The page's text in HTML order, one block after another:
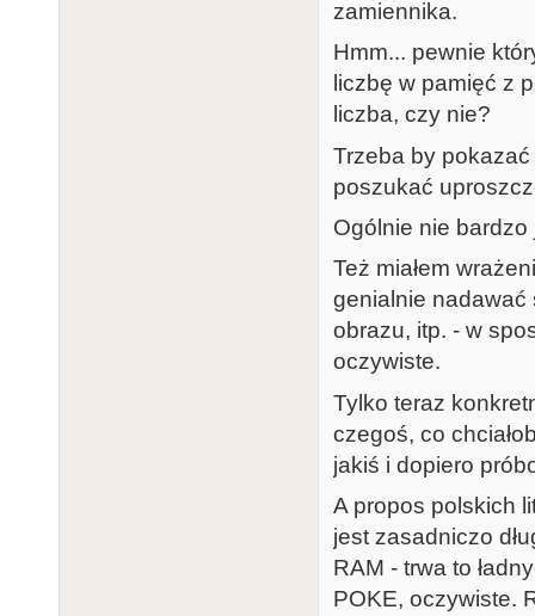
zamiennika.
Hmm... pewnie
liczbę w pamięć z
liczba, czy nie?
Trzeba by
poszukać
Ogólnie nie
Też miałem
genialnie nadawać
obrazu, itp. - w
oczywiste.
Tylko teraz
czegoś, co
jakiś i dopiero
A propos polskich
jest zasadniczo
RAM - trwa to
POKE, oczywiste.